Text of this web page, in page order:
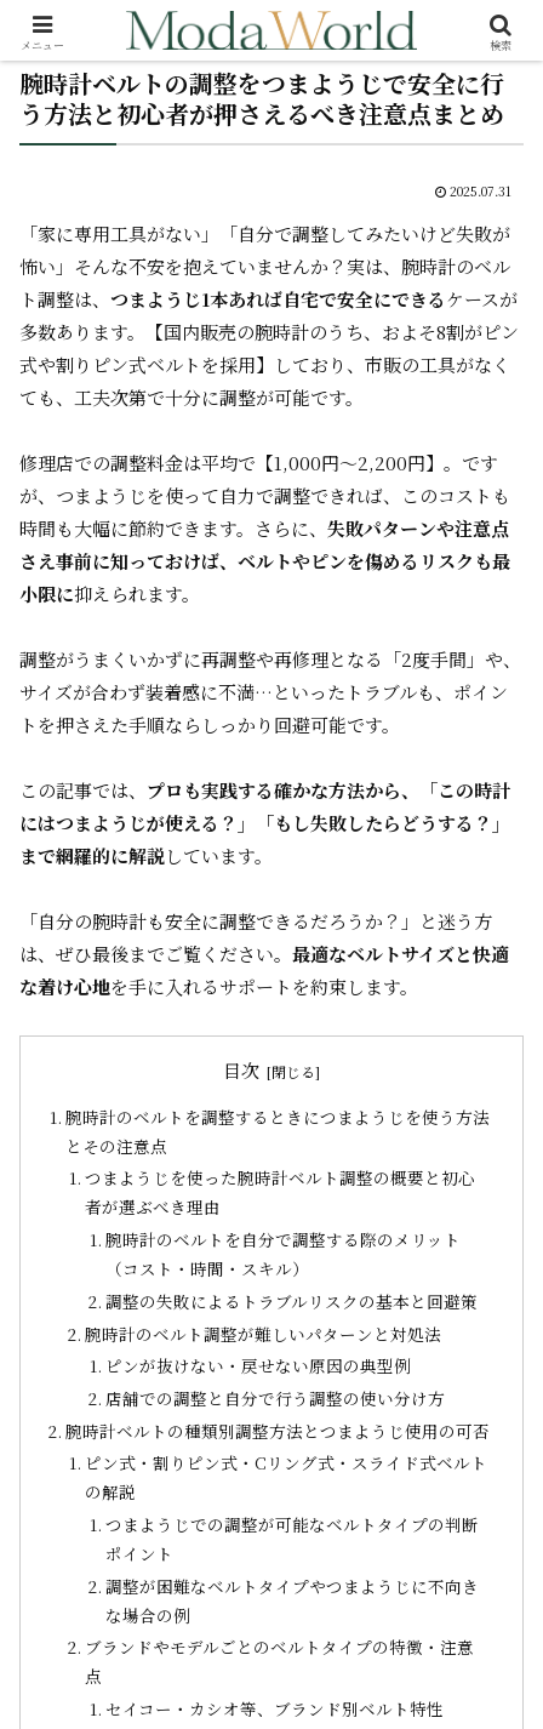
腕時計ベルトの調整をつまようじで安全に行
う方法と初心者が押さえるべき注意点まとめ
2025.07.31
「家に専用工具がない」「自分で調整してみたいけど失敗が
怖い」――そんな不安を抱えていませんか？実は、腕時計のベル
ト調整は、 つまようじ1本あれば自宅で安全にできるケースが
多数あります。【国内販売の腕時計のうち、およそ8割がピン
式や割りピン式ベルトを採用】しており、市販の工具がなく
ても、工夫次第で十分に調整が可能です。
修理店での調整料金は平均で【1,000円～2,200円】。です
が、つまようじを使って自力で調整できれば、このコストも
時間も大幅に節約できます。さらに、 失敗パターンや注意点
さえ事前に知っておけば、ベルトやピンを傷めるリスクも最
小限に抑えられます。
調整がうまくいかずに再調整や再修理となる「2度手間」や、
サイズが合わず装着感に不満…といったトラブルも、ポイン
トを押さえた手順ならしっかり回避可能です。
この記事では、 プロも実践する確かな方法から、「この時計
にはつまようじが使える？」「もし失敗したらどうする？」
まで網羅的に解説しています。
「自分の腕時計も安全に調整できるだろうか？」と迷う方
は、ぜひ最後までご覧ください。 最適なベルトサイズと快適
な着け心地を手に入れるサポートを約束します。
目次
腕時計のベルトを調整するときにつまようじを使う方法
とその注意点
つまようじを使った腕時計ベルト調整の概要と初心
者が選ぶべき理由
腕時計のベルトを自分で調整する際のメリット
（コスト・時間・スキル）
調整の失敗によるトラブルリスクの基本と回避策
腕時計のベルト調整が難しいパターンと対処法
ピンが抜けない・戻せない原因の典型例
店舗での調整と自分で行う調整の使い分け方
腕時計ベルトの種類別調整方法とつまようじ使用の可否
ピン式・割りピン式・Cリング式・スライド式ベルト
の解説
つまようじでの調整が可能なベルトタイプの判断
ポイント
調整が困難なベルトタイプやつまようじに不向き
な場合の例
ブランドやモデルごとのベルトタイプの特徴・注意
点
セイコー・カシオ等、ブランド別ベルト特性
メニュー 検索